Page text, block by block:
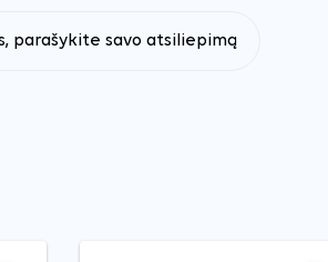
parašykite savo atsiliepimą